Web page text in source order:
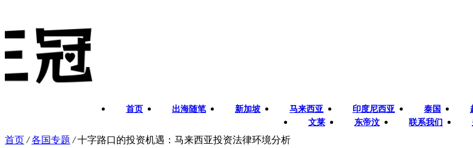
首页 出海随笔 新加坡 马来西亚 印度尼西亚 泰国
文莱
东帝汶 联系我们
首页 / 各国专题 / 十字路口的投资机遇：马来西亚投资法律环境分析